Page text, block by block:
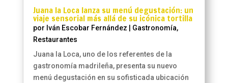
Juana la Loca lanza su menú degustación: un
viaje sensorial más allá de su icónica tortilla
por Iván Escobar Fernández Gastronomía,
Restaurantes
Juana la Loca, uno de los referentes de la
gastronomía madrileña, presenta su nuevo
menú degustación en su sofisticada ubicación